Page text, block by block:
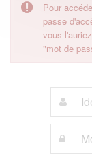
Pour
passe
vous
"mot de